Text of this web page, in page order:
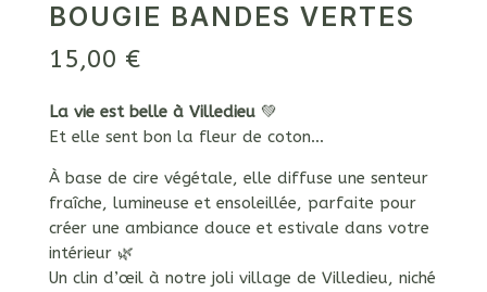
BOUGIE BANDES VERTES
15,00 €
La vie est belle à Villedieu💚
Et elle sent bon la fleur de coton…
À base de cire végétale, elle diffuse une senteur
fraîche, lumineuse et ensoleillée, parfaite pour
créer une ambiance douce et estivale dans votre
intérieur 🌿
Un clin d’œil à notre joli village de Villedieu, niché